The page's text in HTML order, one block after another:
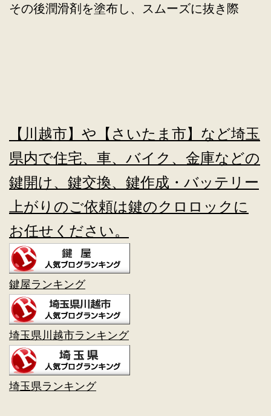
その後潤滑剤を塗布し、スムーズに抜き際
【川越市】や【さいたま市】など埼玉
県内で住宅、車、バイク、金庫などの
鍵開け、鍵交換、鍵作成・バッテリー
上がりのご依頼は鍵のクロロックに
お任せください。
鍵屋ランキング
埼玉県川越市ランキング
埼玉県ランキング